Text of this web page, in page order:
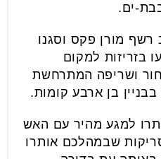
ים.
רשף מורן פקס וסגנו
בזריזות למקום
ושריפה המתרחשת
בן ארבע קומות.
למגע מהיר עם האש
שבמהלכם אותרו